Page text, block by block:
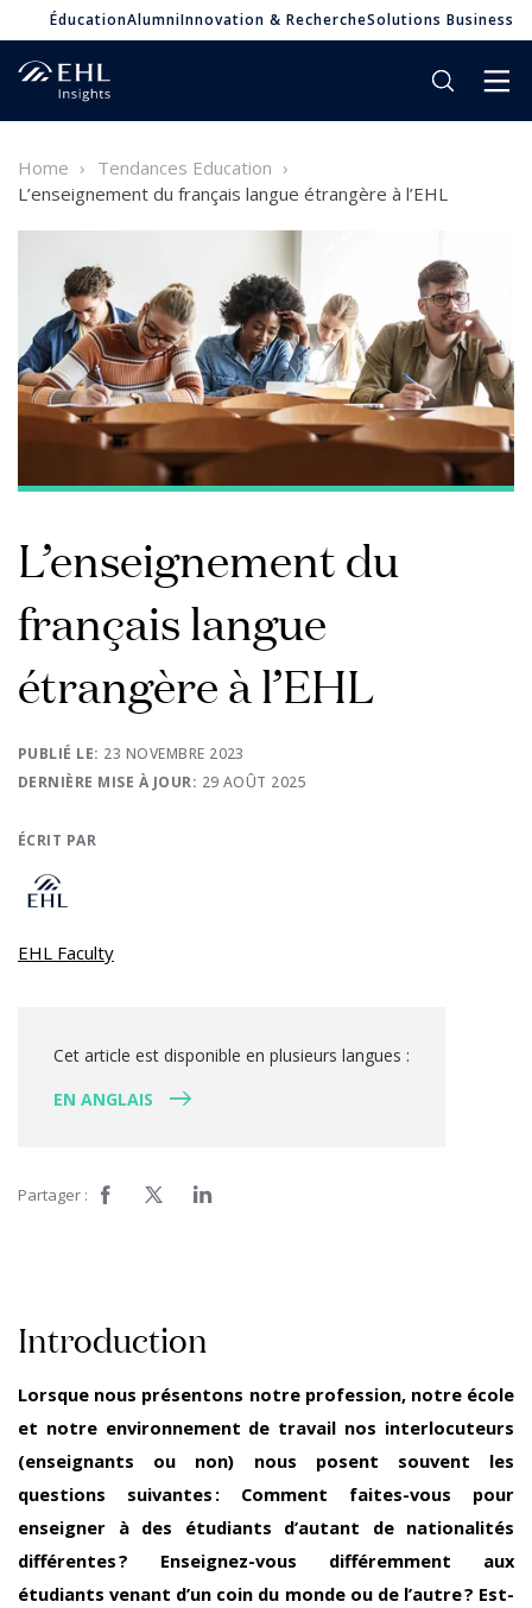
ÉducationAlumniInnovation & RechercheSolutions Business
Home
Tendances Education
L’enseignement du français langue étrangère à l’EHL
L’enseignement du
français langue
étrangère à l’EHL
PUBLIÉ LE: 23 NOVEMBRE 2023
DERNIÈRE MISE À JOUR: 29 AOÛT 2025
ÉCRIT PAR
EHL Faculty
Cet article est disponible en plusieurs langues :
EN ANGLAIS
Partager :
Introduction
Lorsque nous présentons notre profession, notre école
et notre environnement de travail nos interlocuteurs
(enseignants ou non) nous posent souvent les
questions suivantes : Comment faites-vous pour
enseigner à des étudiants d’autant de nationalités
différentes ? Enseignez-vous différemment aux
étudiants venant d’un coin du monde ou de l’autre ? Est-